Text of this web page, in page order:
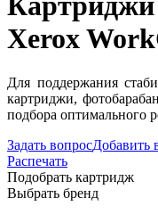
Xerox
Для поддержания
картриджи,
подбора оптимального
Задать вопросДобавить
Распечать
Подобрать картридж
Выбрать бренд